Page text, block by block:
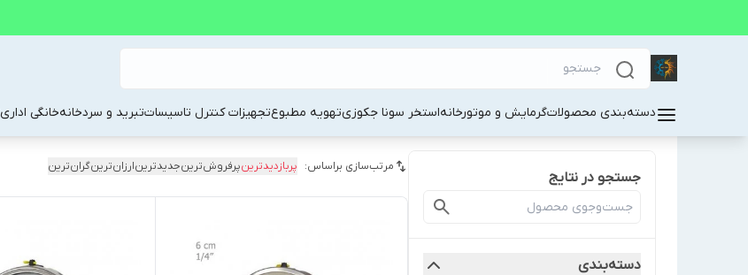
دسته‌بندی محصولاتگرمایش و موتورخانهاستخر سونا جکوزیتهویه مطبوعتجهیزات کنترل تاسیساتتبرید و سردخانهخانگی اداری
جستجو در نتایج
دسته‌بندی
مرتب‌سازی براساس: پربازدیدترینپرفروش‌ترینجدیدترینارزان‌ترینگران‌ترین